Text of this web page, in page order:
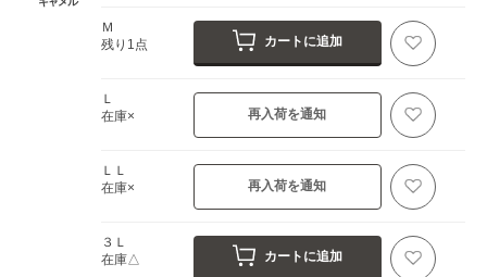
Ｍ
残り1点
カートに追加
Ｌ
在庫×
再入荷を通知
ＬＬ
在庫×
再入荷を通知
３Ｌ
在庫△
カートに追加